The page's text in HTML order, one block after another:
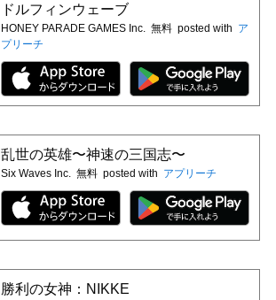
ドルフィンウェーブ
HONEY PARADE GAMES Inc. 無料 posted with ア
プリーチ
乱世の英雄〜神速の三国志〜
Six Waves Inc. 無料 posted with アプリーチ
勝利の女神：NIKKE